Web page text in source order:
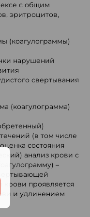
с общим
эритроцитов,
(коагулограммы)
нарушений
свертывания
(коагулограмма)
(в том числе
состояния
анализ крови с
–
проявляется
и удлинением